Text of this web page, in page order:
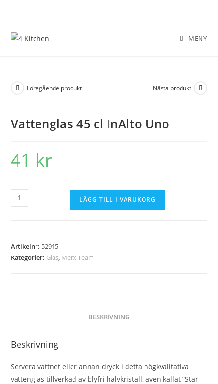
MENY
Föregående produkt Nästa produkt
Vattenglas 45 cl InAlto Uno
41 kr
LÄGG TILL I VARUKORG
Artikelnr: 52915
Kategorier: Glas, Merx Team
BESKRIVNING
Beskrivning
Servera vattnet eller annan dryck i detta högkvalitativa
vattenglas tillverkad av blyfri halvkristall, även kallat ”Star